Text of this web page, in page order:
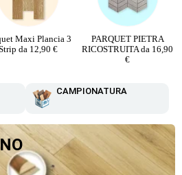
Maxi Plancia 3
da 12,90 €
PARQUET PIETRA
RICOSTRUITA da 16,90
€
CAMPIONATURA